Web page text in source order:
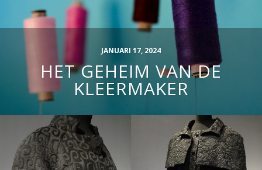
JANUARI 17, 2024
HET GEHEIM VAN DE
KLEERMAKER